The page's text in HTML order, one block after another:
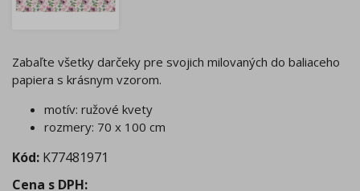
Zabaľte všetky darčeky pre svojich milovaných do baliaceho
papiera s krásnym vzorom.
motív: ružové kvety
rozmery: 70 x 100 cm
Kód: K77481971
Cena s DPH: